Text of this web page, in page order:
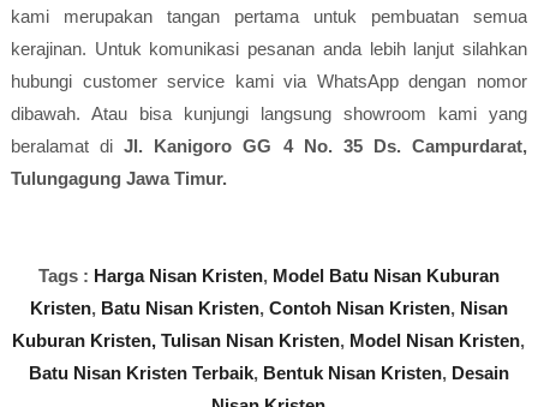
kami merupakan tangan pertama untuk pembuatan semua
kerajinan. Untuk komunikasi pesanan anda lebih lanjut silahkan
hubungi customer service kami via WhatsApp dengan nomor
dibawah. Atau bisa kunjungi langsung showroom kami yang
beralamat di Jl. Kanigoro GG 4 No. 35 Ds. Campurdarat,
Tulungagung Jawa Timur.
Tags : Harga Nisan Kristen, Model Batu Nisan Kuburan
Kristen, Batu Nisan Kristen, Contoh Nisan Kristen, Nisan
Kuburan Kristen, Tulisan Nisan Kristen, Model Nisan Kristen,
Batu Nisan Kristen Terbaik, Bentuk Nisan Kristen, Desain